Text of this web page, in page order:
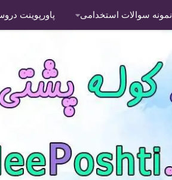
نمونه سوالات استخدامی پاورپوینت